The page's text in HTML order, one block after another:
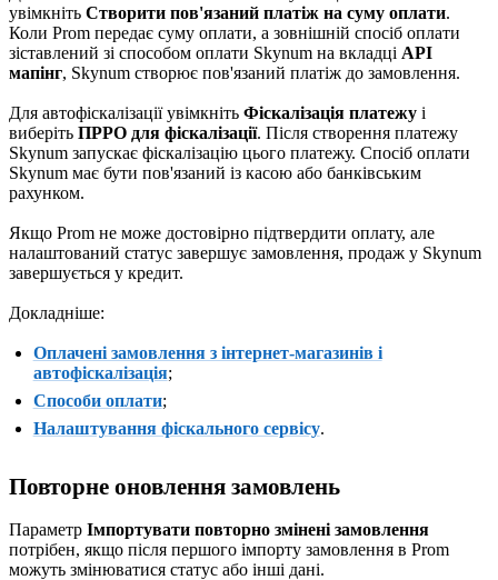
увімкніть Створити пов'язаний платіж на суму оплати.
Коли Prom передає суму оплати, а зовнішній спосіб оплати
зіставлений зі способом оплати Skynum на вкладці API
мапінг, Skynum створює пов'язаний платіж до замовлення.
Для автофіскалізації увімкніть Фіскалізація платежу і
виберіть ПРРО для фіскалізації. Після створення платежу
Skynum запускає фіскалізацію цього платежу. Спосіб оплати
Skynum має бути пов'язаний із касою або банківським
рахунком.
Якщо Prom не може достовірно підтвердити оплату, але
налаштований статус завершує замовлення, продаж у Skynum
завершується у кредит.
Докладніше:
Оплачені замовлення з інтернет-магазинів і
автофіскалізація;
Способи оплати;
Налаштування фіскального сервісу.
Повторне оновлення замовлень
Параметр Імпортувати повторно змінені замовлення
потрібен, якщо після першого імпорту замовлення в Prom
можуть змінюватися статус або інші дані.